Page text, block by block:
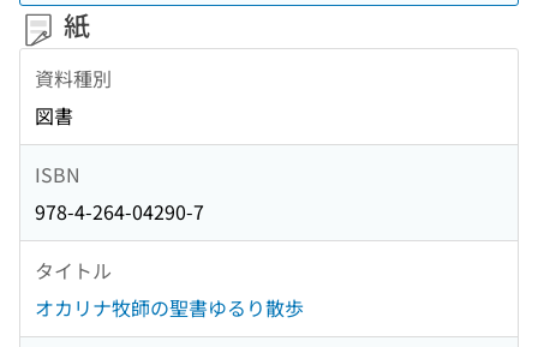
紙
資料種別
図書
ISBN
978-4-264-04290-7
タイトル
オカリナ牧師の聖書ゆるり散歩